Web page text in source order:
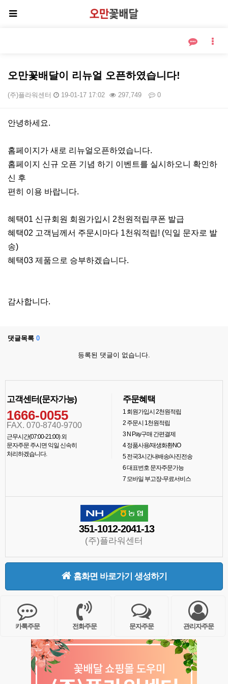
오만꽃배달이 리뉴얼 오픈하였습니다!
(주)플라워센터 19-01-17 17:02 297,749 0
본문
안녕하세요.
홈페이지가 새로 리뉴얼오픈하였습니다.
홈페이지 신규 오픈 기념 하기 이벤트를 실시하오니 확인하
신 후
편히 이용 바랍니다.
혜택01 신규회원 회원가입시 2천원적립쿠폰 발급
혜택02 고객님께서 주문시마다 1천워적립! (익일 문자로 발
송)
혜택03 제품으로 승부하겠습니다.
감사합니다.
댓글목록 0
등록된 댓글이 없습니다.
고객센터(문자가능)
1666-0055
FAX. 070-8740-9700
근무시간(07:00-21:00) 외
문자주문 주시면 익일 신속히
처리하겠습니다.
주문혜택
1회원가입시 2천원적립
2주문시 1천원적립
3N Pay구매 간편결제
4정품사용/재생화환NO
5전국3시간내배송/사진전송
6대표번호 문자주문가능
7모바일 부고장-무료서비스
351-1012-2041-13
(주)플라워센터
홈화면 바로가기 생성하기
카톡주문 전화주문 문자주문 관리자주문